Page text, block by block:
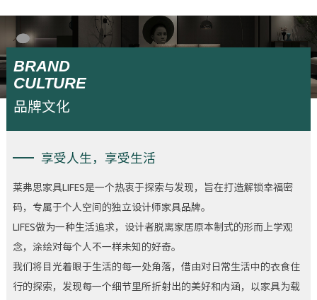
招商加盟
BRAND
CULTURE
品牌文化
享受人生，享受生活
莱弗思家具LIFES是一个热衷于探索与发现，旨在打造解锁幸福密
码，专属于个人空间的独立设计师家具品牌。
LIFES做为一种生活追求，设计者脱离家居原本制式的形而上学观
念，涂绘对每个人不一样未知的好奇。
我们将目光着眼于生活的每一处角落，借由对日常生活中的衣食住
行的探索，发现每一个细节里所折射出的美好和内涵，以家具为载